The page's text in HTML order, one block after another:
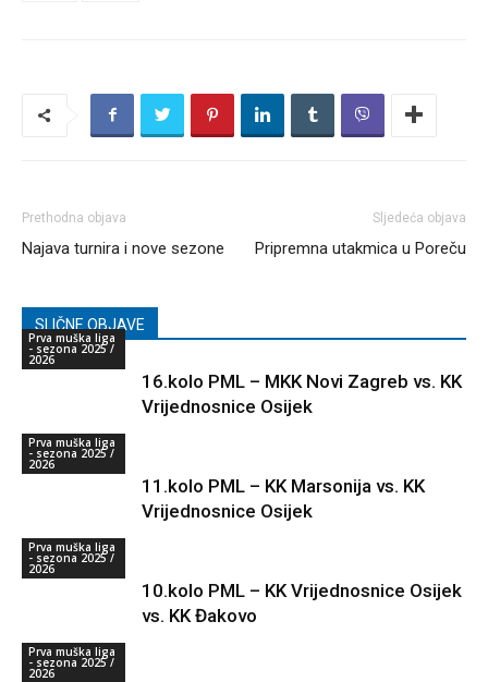
Prethodna objava
Najava turnira i nove sezone
Sljedeća objava
Pripremna utakmica u Poreču
SLIČNE OBJAVE
Prva muška liga
- sezona 2025 /
2026
16.kolo PML – MKK Novi Zagreb vs. KK
Vrijednosnice Osijek
Prva muška liga
- sezona 2025 /
2026
11.kolo PML – KK Marsonija vs. KK
Vrijednosnice Osijek
Prva muška liga
- sezona 2025 /
2026
10.kolo PML – KK Vrijednosnice Osijek
vs. KK Đakovo
Prva muška liga
- sezona 2025 /
2026